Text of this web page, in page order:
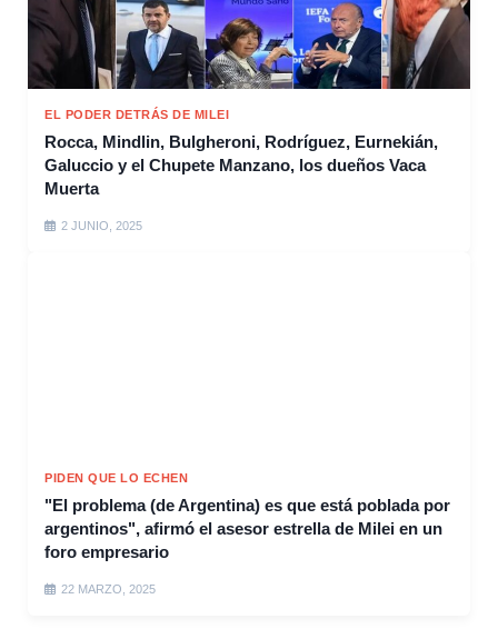
EL PODER DETRÁS DE MILEI
Rocca, Mindlin, Bulgheroni, Rodríguez, Eurnekián,
Galuccio y el Chupete Manzano, los dueños Vaca
Muerta
2 JUNIO, 2025
PIDEN QUE LO ECHEN
"El problema (de Argentina) es que está poblada por
argentinos", afirmó el asesor estrella de Milei en un
foro empresario
22 MARZO, 2025